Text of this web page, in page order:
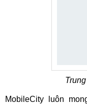
MobileCity luôn